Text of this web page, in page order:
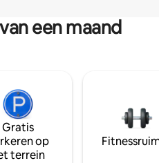
een maand
Gratis
op
terrein